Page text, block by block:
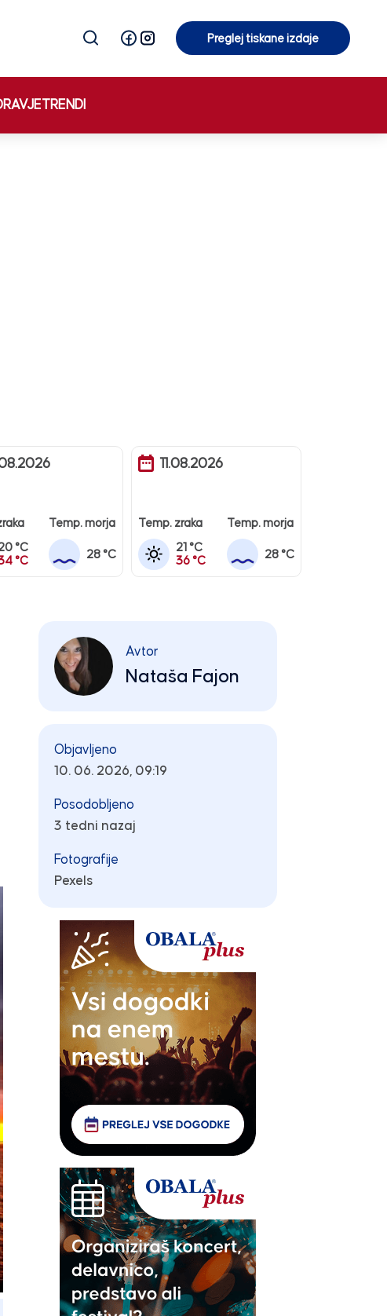
Preglej tiskane izdaje
TRENDI
°C
°C
Temp. morja
28 °C
11.08.2026
Temp. zraka
21 °C
36 °C
Temp. morja
28 °C
Avtor
Nataša Fajon
Objavljeno
10. 06. 2026, 09:19
Posodobljeno
3 tedni nazaj
Fotografije
Pexels